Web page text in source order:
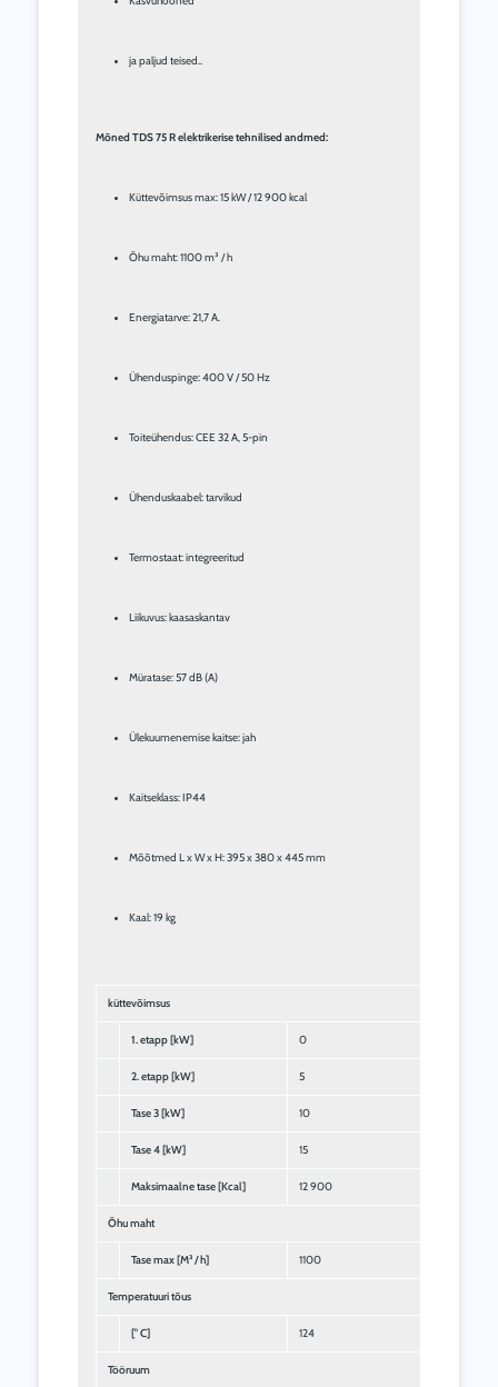
ja paljud teised..
Mõned TDS 75 R elektrikerise tehnilised andmed:
Küttevõimsus max: 15 kW / 12 900 kcal
Õhu maht: 1100 m³ / h
Energiatarve: 21,7 A.
Ühenduspinge: 400 V / 50 Hz
Toiteühendus: CEE 32 A, 5-pin
Ühenduskaabel: tarvikud
Termostaat: integreeritud
Liikuvus: kaasaskantav
Müratase: 57 dB (A)
Ülekuumenemise kaitse: jah
Kaitseklass: IP44
Mõõtmed L x W x H: 395 x 380 x 445 mm
Kaal: 19 kg
küttevõimsus
1. etapp [kW] 0
2. etapp [kW] 5
Tase 3 [kW] 10
Tase 4 [kW] 15
Maksimaalne tase [Kcal] 12 900
Õhu maht
Tase max [M³ / h] 1100
Temperatuuri tõus
[° C] 124
Tööruum